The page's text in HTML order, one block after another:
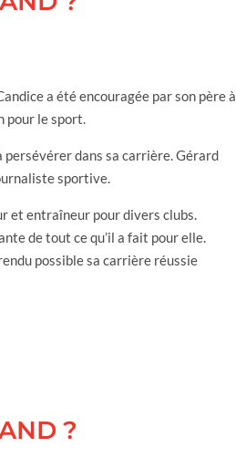
a été encouragée par son père à
pour le sport.
persévérer dans sa carrière. Gérard
sportive.
et entraîneur pour divers clubs.
de tout ce qu’il a fait pour elle.
possible sa carrière réussie
?